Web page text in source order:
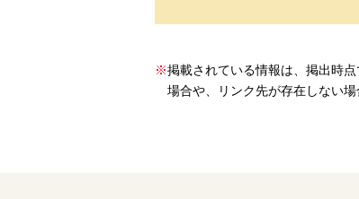
※掲載されている情報は、掲出時
場合や、リンク先が存在しない